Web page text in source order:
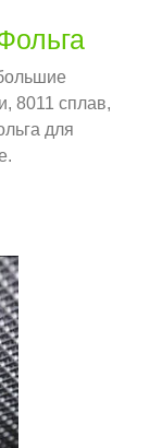
8011 сплав,
для